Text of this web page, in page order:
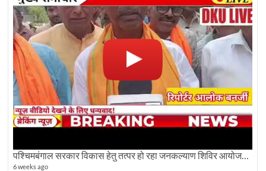
पश्चिमबंगाल सरकार विकास हेतु तत्पर हो रहा जनकल्याण शिविर आयोजन:कृषि मंत्री दूध कुमार मंडल से बातचीत
6 weeks ago